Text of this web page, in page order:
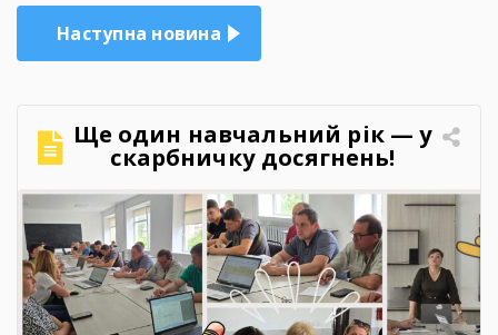
Наступна новина
Ще один навчальний рік — у
скарбничку досягнень!